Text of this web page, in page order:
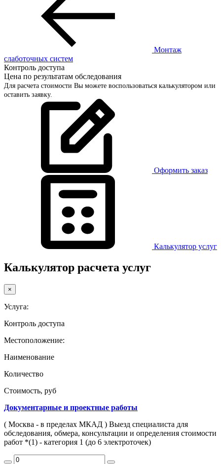
Монтаж
слаботочных систем
Контроль доступа
Цена по результатам обследования
Для расчета стоимости Вы можете воспользоваться калькулятором или
оставить заявку.
Оформить заказ
Калькулятор услуг
Калькулятор расчета услуг
×
Услуга:
Контроль доступа
Местоположение:
Наименование
Количество
Стоимость, руб
Документарные и проектные работы
( Москва - в пределах МКАД ) Выезд специалиста для
обследования, обмера, консультации и определения стоимости
работ *(1) - категория 1 (до 6 электроточек)